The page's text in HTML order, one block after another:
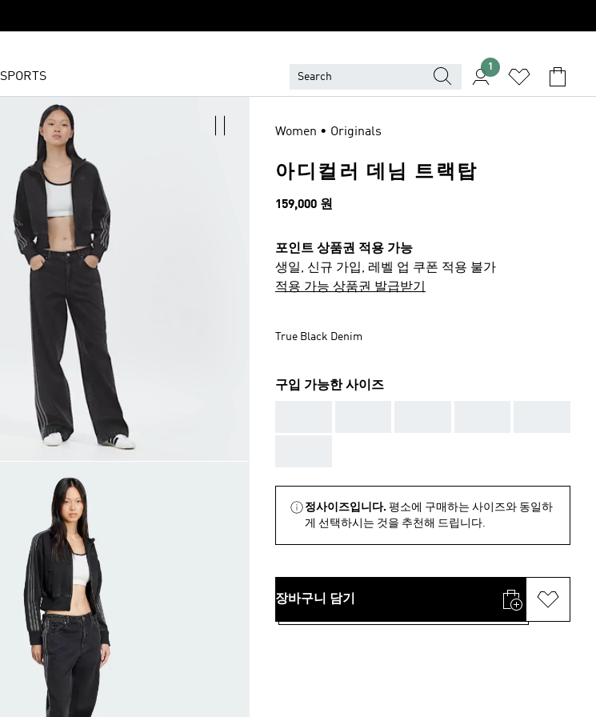
SPORTS
1
Women • Originals
아디컬러 데님 트랙탑
가격
159,000 원
포인트 상품권 적용 가능
생일, 신규 가입, 레벨 업 쿠폰 적용 불가
적용 가능 상품권 발급받기
True Black Denim
구입 가능한 사이즈
정사이즈입니다. 평소에 구매하는 사이즈와 동일하
게 선택하시는 것을 추천해 드립니다.
장바구니 담기